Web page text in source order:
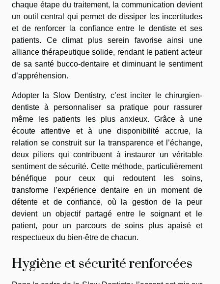
chaque étape du traitement, la communication devient
un outil central qui permet de dissiper les incertitudes
et de renforcer la confiance entre le dentiste et ses
patients. Ce climat plus serein favorise ainsi une
alliance thérapeutique solide, rendant le patient acteur
de sa santé bucco-dentaire et diminuant le sentiment
d’appréhension.
Adopter la Slow Dentistry, c’est inciter le chirurgien-
dentiste à personnaliser sa pratique pour rassurer
même les patients les plus anxieux. Grâce à une
écoute attentive et à une disponibilité accrue, la
relation se construit sur la transparence et l’échange,
deux piliers qui contribuent à instaurer un véritable
sentiment de sécurité. Cette méthode, particulièrement
bénéfique pour ceux qui redoutent les soins,
transforme l’expérience dentaire en un moment de
détente et de confiance, où la gestion de la peur
devient un objectif partagé entre le soignant et le
patient, pour un parcours de soins plus apaisé et
respectueux du bien-être de chacun.
Hygiène et sécurité renforcées